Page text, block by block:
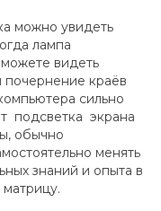
можно увидеть
лампа
видеть
краёв
сильно
подсветка экрана
обычно
менять
знаний и опыта в